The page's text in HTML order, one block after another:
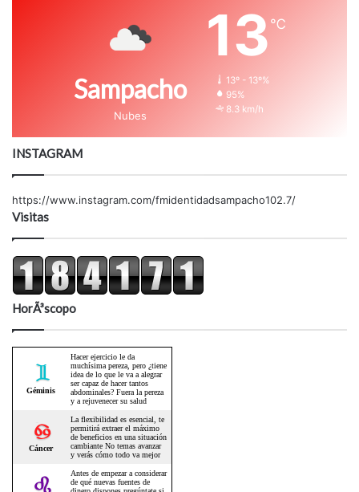
Sampacho
Nubes
13 ℃
13º - 13º%
95%
8.3 km/h
INSTAGRAM
https://www.instagram.com/fmidentidadsampacho102.7/
Visitas
HorÃ³scopo